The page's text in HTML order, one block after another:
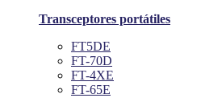
Transceptores portátiles
FT5DE
FT-70D
FT-4XE
FT-65E